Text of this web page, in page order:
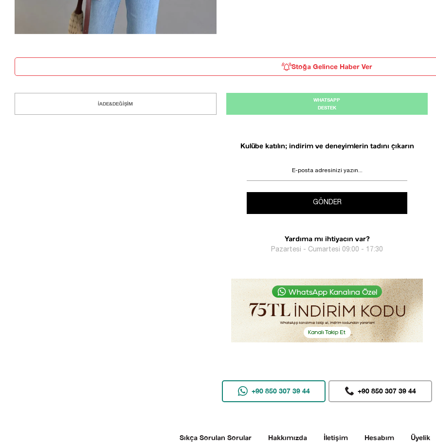
Stoğa Gelince Haber Ver
İADE&DEĞİŞİM
WHATSAPP
DESTEK
Kulübe katılın; indirim ve deneyimlerin tadını çıkarın
GÖNDER
Yardıma mı ihtiyacın var?
Pazartesi - Cumartesi 09:00 - 17:30
+90 850 307 39 44 +90 850 307 39 44
Sıkça Sorulan Sorular Hakkımızda İletişim Hesabım Üyelik